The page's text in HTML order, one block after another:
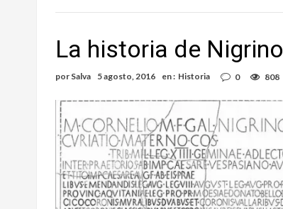
La historia de Nigrino
por Salva 5 agosto, 2016 en : Historia 0 808